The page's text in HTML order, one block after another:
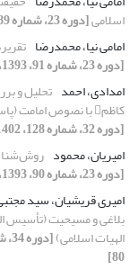
اسلامی[دوره 23، شماره 89، 1393، صفحه 127-147]
امامی نیا، محمدرضا
[دوره 23، شماره 91، 1393، صفحه 9-40]
امدادی، احمد تحلیل و
کاظم با نصوص امامت (پاسخ به شبهات فیصل نور)
[دوره 32، شماره 128، 1402، صفحه 61-82]
امیریان، محمود
[دوره 23، شماره 90، 1393، صفحه 143-156]
امیری قریشیان، سید
بلاغی و مسیحیت (تأسیس
الهیات اسلامی)
80]